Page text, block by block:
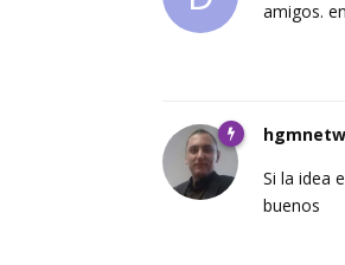
amigos.
Si la idea
buenos